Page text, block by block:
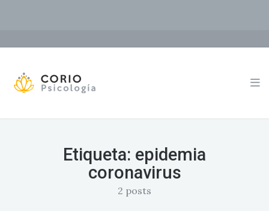
Etiqueta: epidemia
coronavirus
2 posts